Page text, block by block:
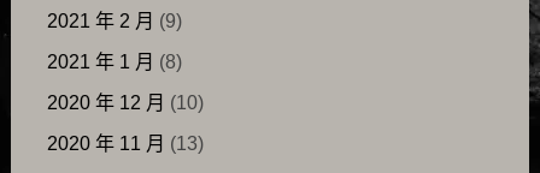
2021 年 2 月 (9)
2021 年 1 月 (8)
2020 年 12 月 (10)
2020 年 11 月 (13)